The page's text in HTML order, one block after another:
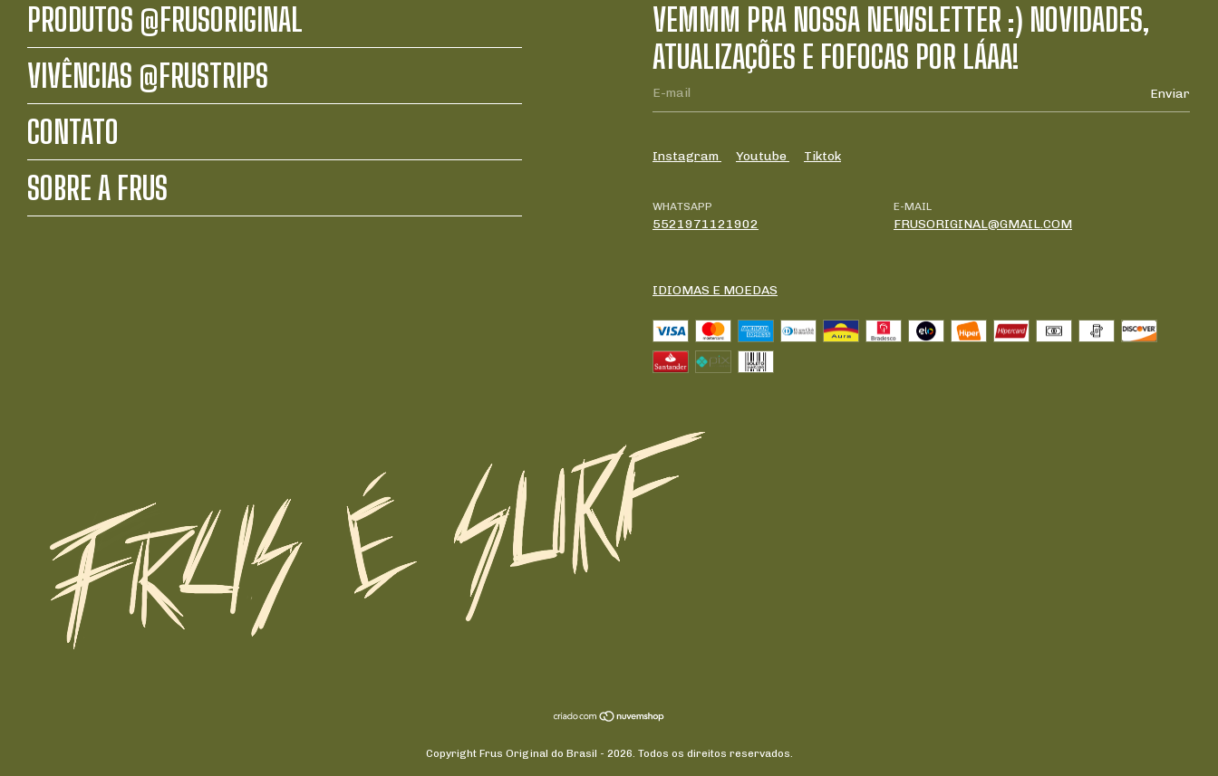
PRODUTOS @FRUSORIGINAL
VIVÊNCIAS @FRUSTRIPS
CONTATO
SOBRE A FRUS
VEMMM PRA NOSSA NEWSLETTER :) NOVIDADES,
ATUALIZAÇÕES E FOFOCAS POR LÁAA!
Instagram Youtube Tiktok
WHATSAPP
5521971121902
E-MAIL
FRUSORIGINAL@GMAIL.COM
IDIOMAS E MOEDAS
Copyright Frus Original do Brasil - 2026. Todos os direitos reservados.